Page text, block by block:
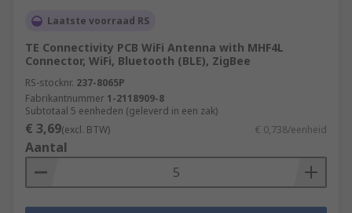
Laatste voorraad RS
TE Connectivity PCB WiFi Antenna with MHF4L
Connector, WiFi, Bluetooth (BLE), ZigBee
RS-stocknr. 237-8065P
Fabrikantnummer 1-2118909-8
Subtotaal 5 eenheden (geleverd in een zak)
€ 3,69(excl. BTW) € 0,738/eenheid
Aantal